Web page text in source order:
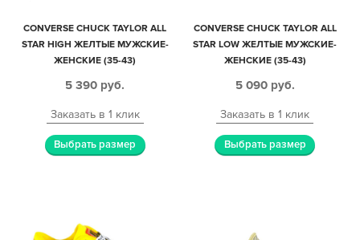
CONVERSE CHUCK TAYLOR ALL
STAR HIGH ЖЕЛТЫЕ МУЖСКИЕ-
ЖЕНСКИЕ (35-43)
5 390 руб.
Заказать в 1 клик
Выбрать размер
CONVERSE CHUCK TAYLOR ALL
STAR LOW ЖЕЛТЫЕ МУЖСКИЕ-
ЖЕНСКИЕ (35-43)
5 090 руб.
Заказать в 1 клик
Выбрать размер